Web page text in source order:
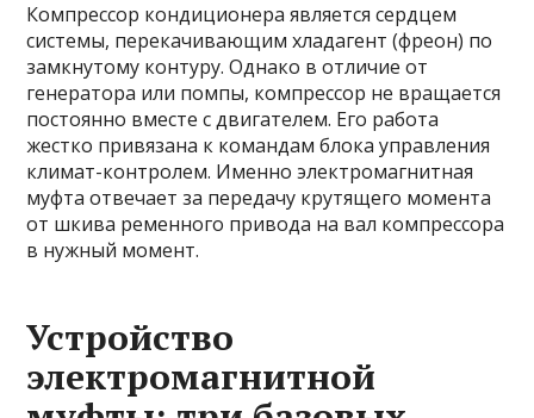
Компрессор кондиционера является сердцем
системы, перекачивающим хладагент (фреон) по
замкнутому контуру. Однако в отличие от
генератора или помпы, компрессор не вращается
постоянно вместе с двигателем. Его работа
жестко привязана к командам блока управления
климат-контролем. Именно электромагнитная
муфта отвечает за передачу крутящего момента
от шкива ременного привода на вал компрессора
в нужный момент.
Устройство
электромагнитной